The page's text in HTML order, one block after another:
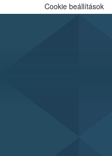
Cookie beállítások